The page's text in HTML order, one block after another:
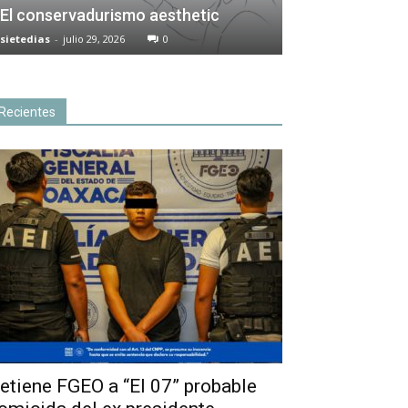
El conservadurismo aesthetic
sietedias - julio 29, 2026 0
FGEO a “El 07” probable